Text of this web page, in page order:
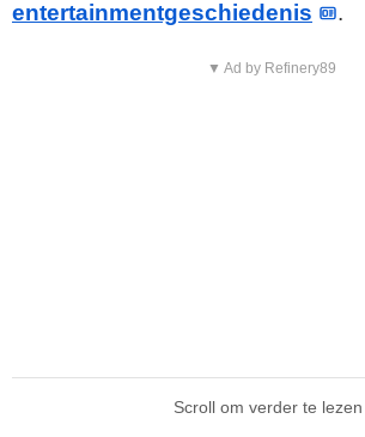
entertainmentgeschiedenis
.
▼ Ad by Refinery89
Scroll om verder te lezen